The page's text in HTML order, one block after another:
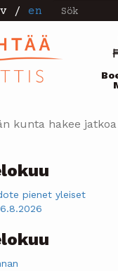
/ en Sök
kunta hakee
pienet yleiset